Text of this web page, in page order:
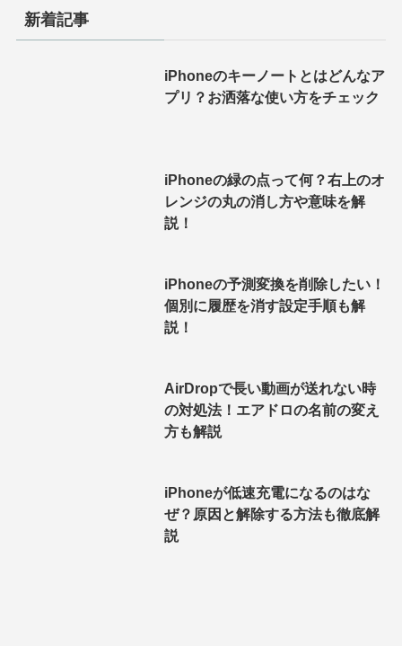
新着記事
iPhoneのキーノートとはどんなア
プリ？お洒落な使い方をチェック
iPhoneの緑の点って何？右上のオ
レンジの丸の消し方や意味を解
説！
iPhoneの予測変換を削除したい！
個別に履歴を消す設定手順も解
説！
AirDropで長い動画が送れない時
の対処法！エアドロの名前の変え
方も解説
iPhoneが低速充電になるのはな
ぜ？原因と解除する方法も徹底解
説